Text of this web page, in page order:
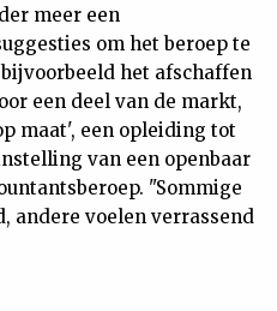
meer een
om het beroep te
het afschaffen
een deel van de markt,
maat', een opleiding tot
van een openbaar
"Sommige
andere voelen verrassend